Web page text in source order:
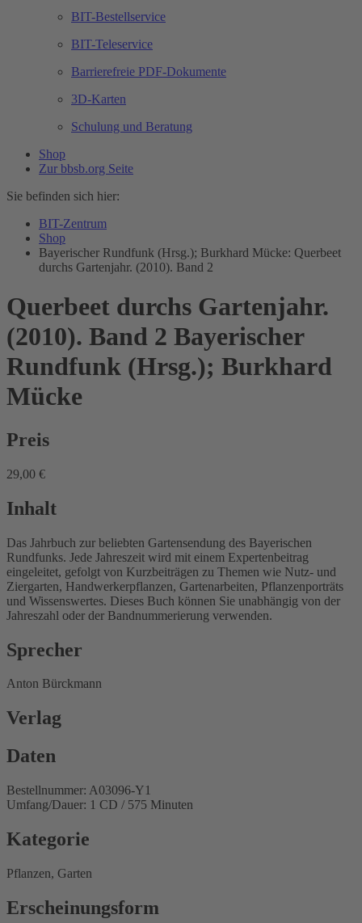
BIT-Bestellservice
BIT-Teleservice
Barrierefreie PDF-Dokumente
3D-Karten
Schulung und Beratung
Shop
Zur bbsb.org Seite
Sie befinden sich hier:
BIT-Zentrum
Shop
Bayerischer Rundfunk (Hrsg.); Burkhard Mücke: Querbeet
durchs Gartenjahr. (2010). Band 2
Querbeet durchs Gartenjahr.
(2010). Band 2 Bayerischer
Rundfunk (Hrsg.); Burkhard
Mücke
Preis
29,00 €
Inhalt
Das Jahrbuch zur beliebten Gartensendung des Bayerischen
Rundfunks. Jede Jahreszeit wird mit einem Expertenbeitrag
eingeleitet, gefolgt von Kurzbeiträgen zu Themen wie Nutz- und
Ziergarten, Handwerkerpflanzen, Gartenarbeiten, Pflanzenporträts
und Wissenswertes. Dieses Buch können Sie unabhängig von der
Jahreszahl oder der Bandnummerierung verwenden.
Sprecher
Anton Bürckmann
Verlag
Daten
Bestellnummer: A03096-Y1
Umfang/Dauer: 1 CD / 575 Minuten
Kategorie
Pflanzen, Garten
Erscheinungsform